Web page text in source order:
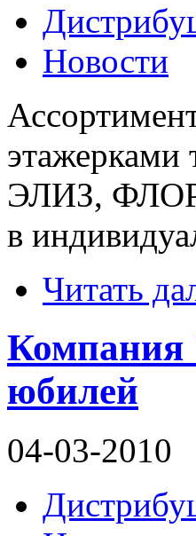
Новости
ЭЛИЗ,
в
Читать
Компания
юбилей
04-03-2010